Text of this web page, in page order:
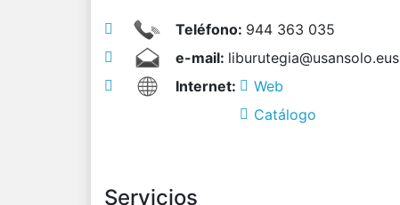
Teléfono: 944 363 035
e-mail: liburutegia@usansolo.eus
Internet:
Web
Catálogo
Servicios